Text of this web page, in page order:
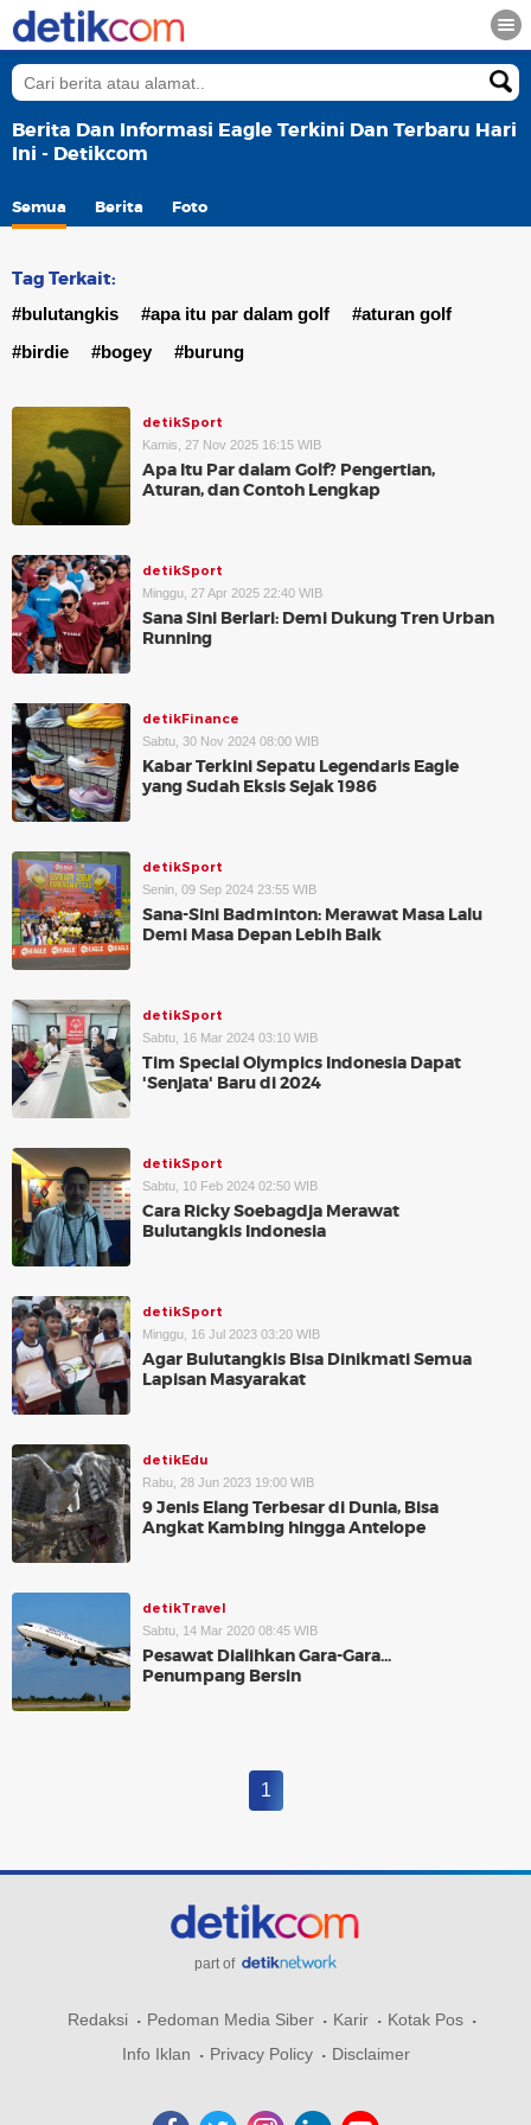
Berita Dan Informasi Eagle Terkini Dan Terbaru Hari
Ini - Detikcom
Semua Berita Foto
Tag Terkait:
#bulutangkis #apa itu par dalam golf
#aturan golf
#birdie
#bogey #burung
detikSport
Kamis, 27 Nov 2025 16:15 WIB
Apa Itu Par dalam Golf? Pengertian,
Aturan, dan Contoh Lengkap
detikSport
Minggu, 27 Apr 2025 22:40 WIB
Sana Sini Berlari: Demi Dukung Tren Urban
Running
detikFinance
Sabtu, 30 Nov 2024 08:00 WIB
Kabar Terkini Sepatu Legendaris Eagle
yang Sudah Eksis Sejak 1986
detikSport
Senin, 09 Sep 2024 23:55 WIB
Sana-Sini Badminton: Merawat Masa Lalu
Demi Masa Depan Lebih Baik
detikSport
Sabtu, 16 Mar 2024 03:10 WIB
Tim Special Olympics Indonesia Dapat
'Senjata' Baru di 2024
detikSport
Sabtu, 10 Feb 2024 02:50 WIB
Cara Ricky Soebagdja Merawat
Bulutangkis Indonesia
detikSport
Minggu, 16 Jul 2023 03:20 WIB
Agar Bulutangkis Bisa Dinikmati Semua
Lapisan Masyarakat
detikEdu
Rabu, 28 Jun 2023 19:00 WIB
9 Jenis Elang Terbesar di Dunia, Bisa
Angkat Kambing hingga Antelope
detikTravel
Sabtu, 14 Mar 2020 08:45 WIB
Pesawat Dialihkan Gara-Gara...
Penumpang Bersin
1
part of
Redaksi Pedoman Media Siber Karir
Kotak Pos
Info Iklan
Privacy Policy Disclaimer